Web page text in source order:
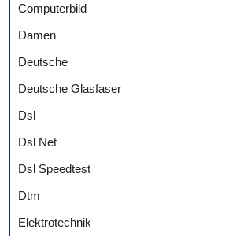
Computerbild
Damen
Deutsche
Deutsche Glasfaser
Dsl
Dsl Net
Dsl Speedtest
Dtm
Elektrotechnik